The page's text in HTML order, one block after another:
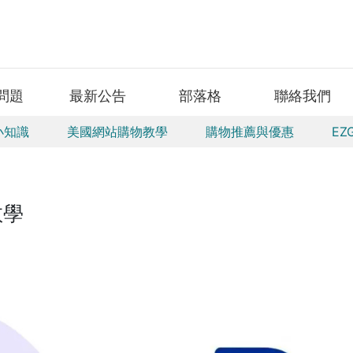
題 最新公告 部落格 聯絡我們
知識 美國網站購物教學 購物推薦與優惠